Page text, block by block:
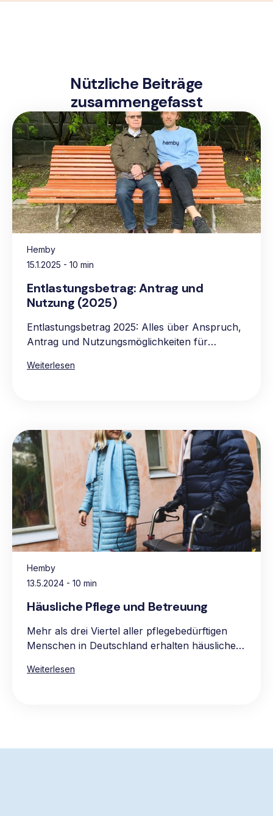
Nützliche Beiträge
zusammengefasst
Hemby
15.1.2025 - 10 min
Entlastungsbetrag: Antrag und
Nutzung (2025)
Entlastungsbetrag 2025: Alles über Anspruch,
Antrag und Nutzungsmöglichkeiten für
Weiterlesen
Hemby
13.5.2024 - 10 min
Häusliche Pflege und Betreuung
Mehr als drei Viertel aller pflegebedürftigen
Menschen in Deutschland erhalten häusliche
Wänden. Die Hauptgründe für die Präferenz
Die Pflege zu Hause ist oft auch die
Weiterlesen